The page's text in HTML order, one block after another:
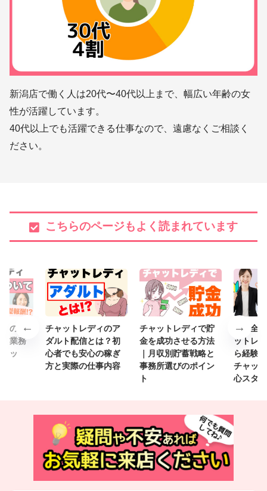
新潟店で働く人は20代〜40代以上まで、幅広い年齢の女
性が活躍しています。
40代以上でも活躍できる仕事なので、遠慮なくご相談く
ださい。
こちらのページもよく読まれています
の雇
業務
ッ
チャットレディのア
ダルト配信とは？初
心者でも安心の稼ぎ
方と実際の仕事内容
チャットレディで貯
金を成功させる方法
｜月収別貯蓄戦略と
事務所選びのポイン
ト
【完全
ットレ
ら経験
チャッ
心スタ